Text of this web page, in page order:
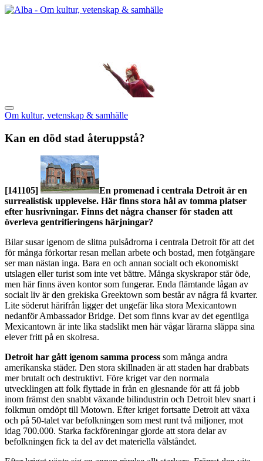
Om kultur, vetenskap & samhälle
Kan en död stad återuppstå?
[141105]
En promenad i centrala Detroit är en
surrealistisk upplevelse. Här finns stora hål av tomma platser
efter husrivningar. Finns det några chanser för staden att
överleva gentrifieringens härjningar?
Bilar susar igenom de slitna pulsådrorna i centrala Detroit för att det
för många förkortar resan mellan arbete och bostad, men fotgängare
ser man nästan inga. Bara en och annan socialt och ekonomiskt
utslagen eller turist som inte vet bättre. Många skyskrapor står öde,
men här finns även kontor som fungerar. Enda flämtande lågan av
socialt liv är den grekiska Greektown som består av några få kvarter.
Lite söderut härifrån ligger det ungefär lika stora Mexicantown
nedanför Ambassador Bridge. Det som finns kvar av det egentliga
Mexicantown är inte lika stadslikt men här vågar lärarna släppa sina
elever fritt på en skolresa.
Detroit har gått igenom samma process som många andra
amerikanska städer. Den stora skillnaden är att staden har drabbats
mer brutalt och destruktivt. Före kriget var den normala
utvecklingen att folk flyttade in från en glesnande för att få jobb
inom främst den snabbt växande bilindustrin och Detroit blev snart i
folkmun omdöpt till Motown. Efter kriget fortsatte Detroit att växa
och på 50-talet var befolkningen som mest runt två miljoner, mot
idag 700.000. Starka fackföreningar gjorde att stora delar av
befolkningen fick ta del av det materiella välståndet.